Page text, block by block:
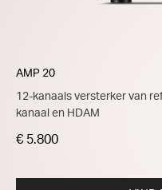
AMP 20
12-kanaals versterker van
kanaal en HDAM
€ 5.800